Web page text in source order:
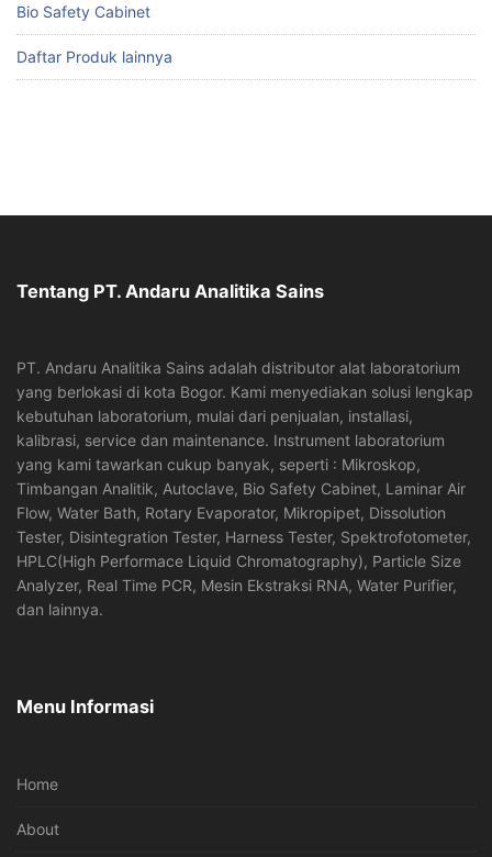
Bio Safety Cabinet
Daftar Produk lainnya
Tentang PT. Andaru Analitika Sains
PT. Andaru Analitika Sains adalah distributor alat laboratorium
yang berlokasi di kota Bogor. Kami menyediakan solusi lengkap
kebutuhan laboratorium, mulai dari penjualan, installasi,
kalibrasi, service dan maintenance. Instrument laboratorium
yang kami tawarkan cukup banyak, seperti : Mikroskop,
Timbangan Analitik, Autoclave, Bio Safety Cabinet, Laminar Air
Flow, Water Bath, Rotary Evaporator, Mikropipet, Dissolution
Tester, Disintegration Tester, Harness Tester, Spektrofotometer,
HPLC(High Performace Liquid Chromatography), Particle Size
Analyzer, Real Time PCR, Mesin Ekstraksi RNA, Water Purifier,
dan lainnya.
Menu Informasi
Home
About